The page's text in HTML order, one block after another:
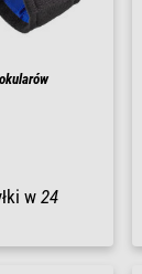
w 24